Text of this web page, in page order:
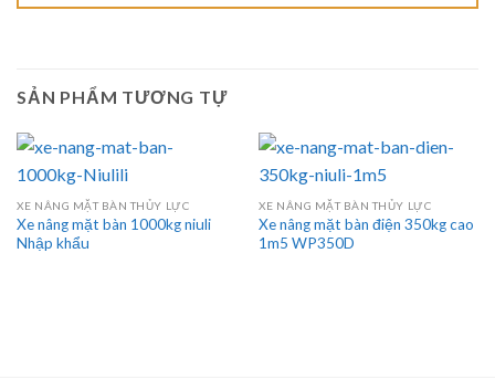
SẢN PHẨM TƯƠNG TỰ
XE NÂNG MẶT BÀN THỦY LỰC
Xe nâng mặt bàn 1000kg niuli
Nhập khẩu
XE NÂNG MẶT BÀN THỦY LỰC
Xe nâng mặt bàn điện 350kg cao
1m5 WP350D